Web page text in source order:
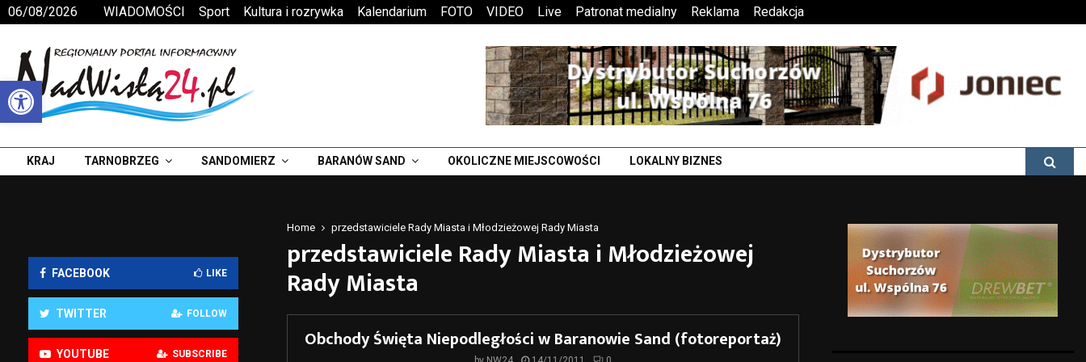
Otwórz pasek narzędzi
06/08/2026 WIADOMOŚCI Sport Kultura i rozrywka Kalendarium FOTO VIDEO Live Patronat medialny Reklama Redakcja
KRAJ TARNOBRZEG SANDOMIERZ BARANÓW SAND OKOLICZNE MIEJSCOWOŚCI LOKALNY BIZNES
Home przedstawiciele Rady Miasta i Młodzieżowej Rady Miasta
przedstawiciele Rady Miasta i Młodzieżowej
Rady Miasta
Obchody Święta Niepodległości w Baranowie Sand (fotoreportaż)
FACEBOOK LIKE
TWITTER FOLLOW
YOUTUBE SUBSCRIBE